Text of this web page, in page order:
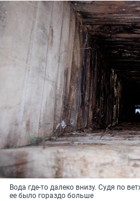
Вода где-то далеко внизу. Судя по
ее было гораздо больше